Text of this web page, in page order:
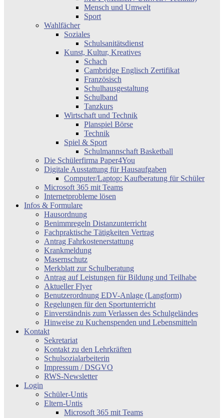
Mensch und Umwelt
Sport
Wahlfächer
Soziales
Schulsanitätsdienst
Kunst, Kultur, Kreatives
Schach
Cambridge Englisch Zertifikat
Französisch
Schulhausgestaltung
Schulband
Tanzkurs
Wirtschaft und Technik
Planspiel Börse
Technik
Spiel & Sport
Schulmannschaft Basketball
Die Schülerfirma Paper4You
Digitale Ausstattung für Hausaufgaben
Computer/Laptop: Kaufberatung für Schüler
Microsoft 365 mit Teams
Internetprobleme lösen
Infos & Formulare
Hausordnung
Benimmregeln Distanzunterricht
Fachpraktische Tätigkeiten Vertrag
Antrag Fahrkostenerstattung
Krankmeldung
Masernschutz
Merkblatt zur Schulberatung
Antrag auf Leistungen für Bildung und Teilhabe
Aktueller Flyer
Benutzerordnung EDV-Anlage (Langform)
Regelungen für den Sportunterricht
Einverständnis zum Verlassen des Schulgeländes
Hinweise zu Kuchenspenden und Lebensmitteln
Kontakt
Sekretariat
Kontakt zu den Lehrkräften
Schulsozialarbeiterin
Impressum / DSGVO
RWS-Newsletter
Login
Schüler-Untis
Eltern-Untis
Microsoft 365 mit Teams